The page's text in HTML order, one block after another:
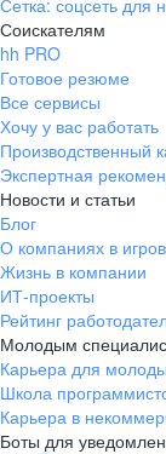
Сетка: соцсеть для
Соискателям
hh PRO
Готовое резюме
Все сервисы
Хочу у вас работать
Производственный
Экспертная
Новости и статьи
Блог
О компаниях в
Жизнь в компании
ИТ-проекты
Рейтинг
Молодым
Карьера для
Школа
Карьера в
Боты для